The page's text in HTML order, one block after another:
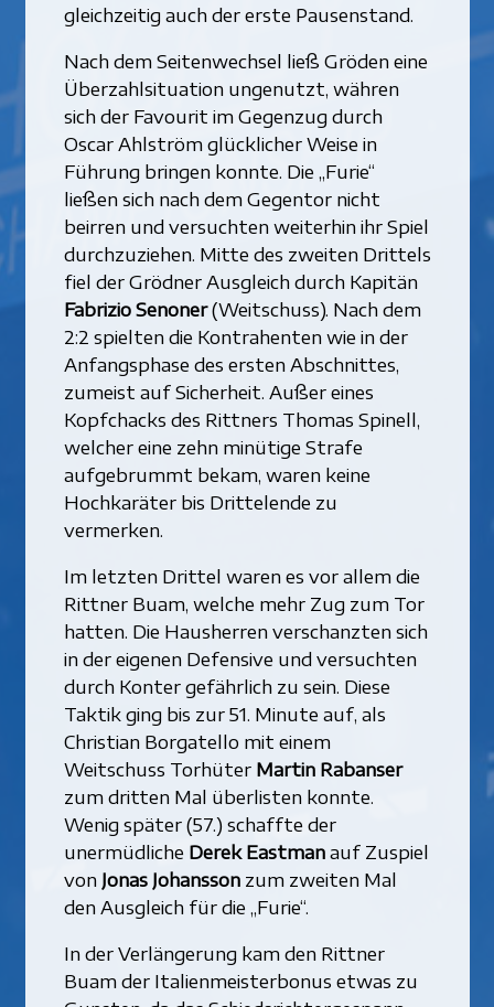
gleichzeitig auch der erste Pausenstand.
Nach dem Seitenwechsel ließ Gröden eine
Überzahlsituation ungenutzt, währen
sich der Favourit im Gegenzug durch
Oscar Ahlström glücklicher Weise in
Führung bringen konnte. Die „Furie“
ließen sich nach dem Gegentor nicht
beirren und versuchten weiterhin ihr Spiel
durchzuziehen. Mitte des zweiten Drittels
fiel der Grödner Ausgleich durch Kapitän
Fabrizio Senoner(Weitschuss). Nach dem
2:2 spielten die Kontrahenten wie in der
Anfangsphase des ersten Abschnittes,
zumeist auf Sicherheit. Außer eines
Kopfchacks des Rittners Thomas Spinell,
welcher eine zehn minütige Strafe
aufgebrummt bekam, waren keine
Hochkaräter bis Drittelende zu
vermerken.
Im letzten Drittel waren es vor allem die
Rittner Buam, welche mehr Zug zum Tor
hatten. Die Hausherren verschanzten sich
in der eigenen Defensive und versuchten
durch Konter gefährlich zu sein. Diese
Taktik ging bis zur 51. Minute auf, als
Christian Borgatello mit einem
Weitschuss Torhüter Martin Rabanser
zum dritten Mal überlisten konnte.
Wenig später (57.) schaffte der
unermüdliche Derek Eastmanauf Zuspiel
vonJonas Johanssonzum zweiten Mal
den Ausgleich für die „Furie“.
In der Verlängerung kam den Rittner
Buam der Italienmeisterbonus etwas zu